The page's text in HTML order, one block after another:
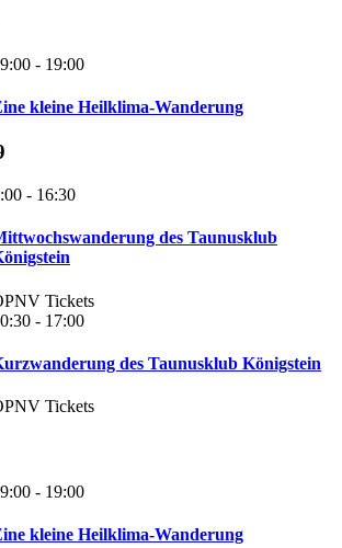
- 19:00
kleine Heilklima-Wanderung
- 16:30
des Taunusklub
Tickets
- 17:00
des Taunusklub Königstein
Tickets
- 19:00
kleine Heilklima-Wanderung